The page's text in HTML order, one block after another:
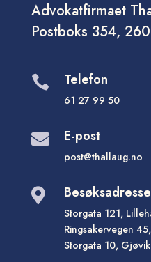
Advokatfirmaet
Postboks 354,
 Telefon
61 27 99 50
 E-post
post@thallaug.no
 Besøksadresse
Storgata 121,
Ringsakervegen
Storgata 10, Gjøvik